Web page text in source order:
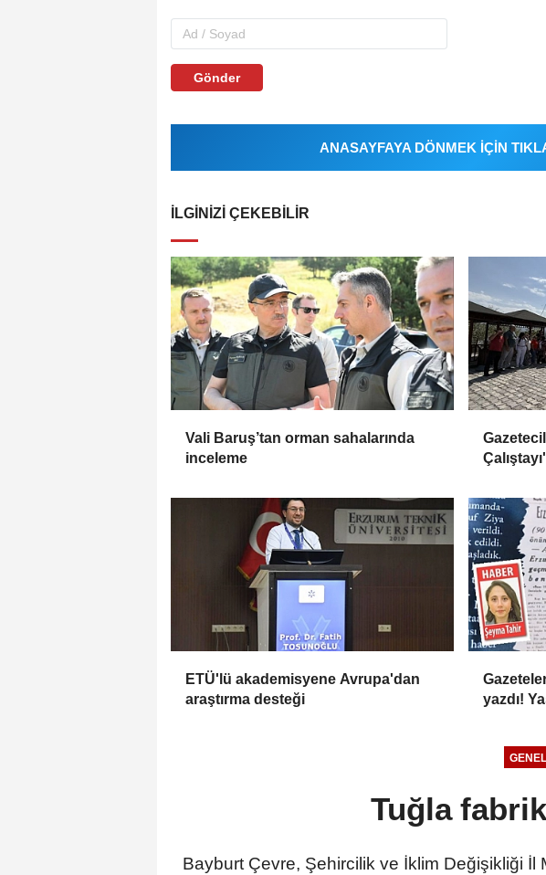
Gönder
ANASAYFAYA DÖNMEK İÇİN
İLGINIZI ÇEKEBILIR
Vali Baruş’tan orman sahalarında
inceleme
ETÜ'lü akademisyene Avrupa'dan
araştırma desteği
yazdı!
GENEL
Tuğla
Bayburt Çevre, Şehircilik ve İklim Değişikliği